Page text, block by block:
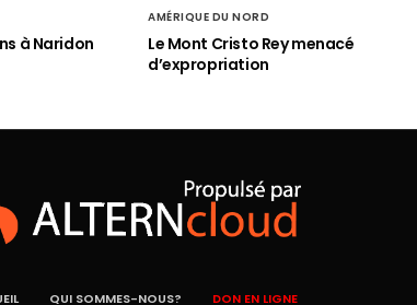
à Naridon
AMÉRIQUE DU NORD
Le Mont Cristo Rey menacé
d’expropriation
QUI SOMMES-NOUS? DON EN LIGNE